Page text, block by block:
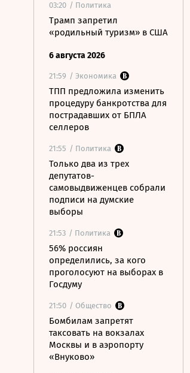
03:20 / Политика
Трамп запретил
«родильный туризм» в США
6 августа 2026
21:59 / Экономика
ТПП предложила изменить
процедуру банкротства для
пострадавших от БПЛА
селлеров
21:55 / Политика
Только два из трех
депутатов-
самовыдвиженцев собрали
подписи на думские
выборы
21:53 / Политика
56% россиян
определились, за кого
проголосуют на выборах в
Госдуму
21:50 / Общество
Бомбилам запретят
таксовать на вокзалах
Москвы и в аэропорту
«Внуково»